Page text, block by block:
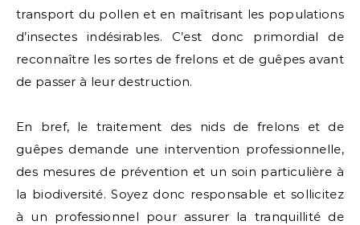
transport du pollen et en maîtrisant les populations
d’insectes indésirables. C’est donc primordial de
reconnaître les sortes de frelons et de guêpes avant
de passer à leur destruction.
En bref, le traitement des nids de frelons et de
guêpes demande une intervention professionnelle,
des mesures de prévention et un soin particulière à
la biodiversité. Soyez donc responsable et sollicitez
à un professionnel pour assurer la tranquillité de